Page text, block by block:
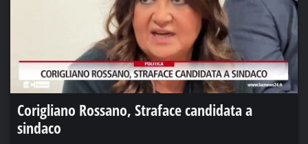
Corigliano Rossano, Straface candidata a
sindaco